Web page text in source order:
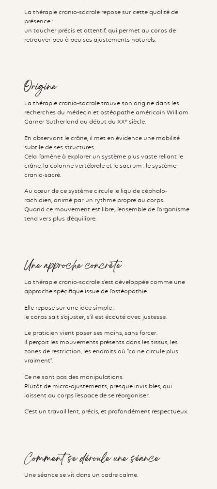
La thérapie cranio-sacrale repose sur cette qualité de
présence :
un toucher précis et attentif, qui permet au corps de
retrouver peu à peu ses ajustements naturels.
Origine
La thérapie cranio-sacrale trouve son origine dans les
recherches du médecin et ostéopathe américain William
Garner Sutherland au début du XXᵉ siècle.
En observant le crâne, il met en évidence une mobilité
subtile de ses structures.
Cela l’amène à explorer un système plus vaste reliant le
crâne, la colonne vertébrale et le sacrum : le système
cranio-sacré.
Au cœur de ce système circule le liquide céphalo-
rachidien, animé par un rythme propre au corps.
Quand ce mouvement est libre, l’ensemble de l’organisme
tend vers plus d’équilibre.
Une approche concrète
La thérapie cranio-sacrale s’est développée comme une
approche spécifique issue de l’ostéopathie.
Elle repose sur une idée simple :
le corps sait s’ajuster, s’il est écouté avec justesse.
Le praticien vient poser ses mains, sans forcer.
Il perçoit les mouvements présents dans les tissus, les
zones de restriction, les endroits où “ça ne circule plus
vraiment”.
Ce ne sont pas des manipulations.
Plutôt de micro-ajustements, presque invisibles, qui
laissent au corps l’espace de se réorganiser.
C’est un travail lent, précis, et profondément respectueux.
Comment se déroule une séance
Une séance se vit dans un cadre calme.